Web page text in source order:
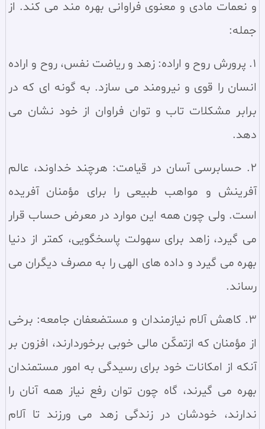
و نعمات مادی و معنوی فراوانی بهره‌ مند می کند. از
جمله:
1. پرورش روح و اراده‏: زهد و رياضت نفس، روح و اراده
انسان را قوى و نيرومند مى سازد. به گونه اى كه در
برابر مشكلات تاب و توان فراوان از خود نشان مى
دهد.
2. حسابرسى آسان در قيامت: هرچند خداوند، عالم
آفرينش و مواهب طبيعى را براى مؤمنان آفريده
است. ولى چون همه اين موارد در معرض حساب قرار
مى گيرد، زاهد براى سهولت پاسخگويى، كمتر از دنيا
بهره مى گيرد و داده هاى الهى را به مصرف ديگران مى
رساند.
3. کاهش آلام نيازمندان و مستضعفان جامعه: برخى
از مؤمنان كه ازتمكّن مالى خوبى برخوردارند، افزون بر
آنكه از امكانات خود براى رسيدگى به امور مستمندان
بهره مى گيرند، گاه چون توان رفع نياز همه آنان را
ندارند، خودشان در زندگى زهد مى ورزند تا آلام